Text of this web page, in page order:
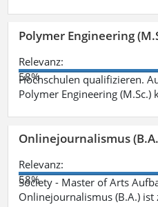
Polymer Engineering
Relevanz:
58%
Hochschulen qualifizieren.
Polymer Engineering
Onlinejournalismus
Relevanz:
58%
Society - Master of Arts
Onlinejournalismus (B.A.)